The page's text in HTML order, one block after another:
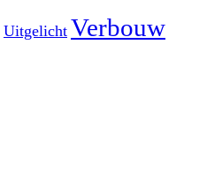
Uitgelicht Verbouw